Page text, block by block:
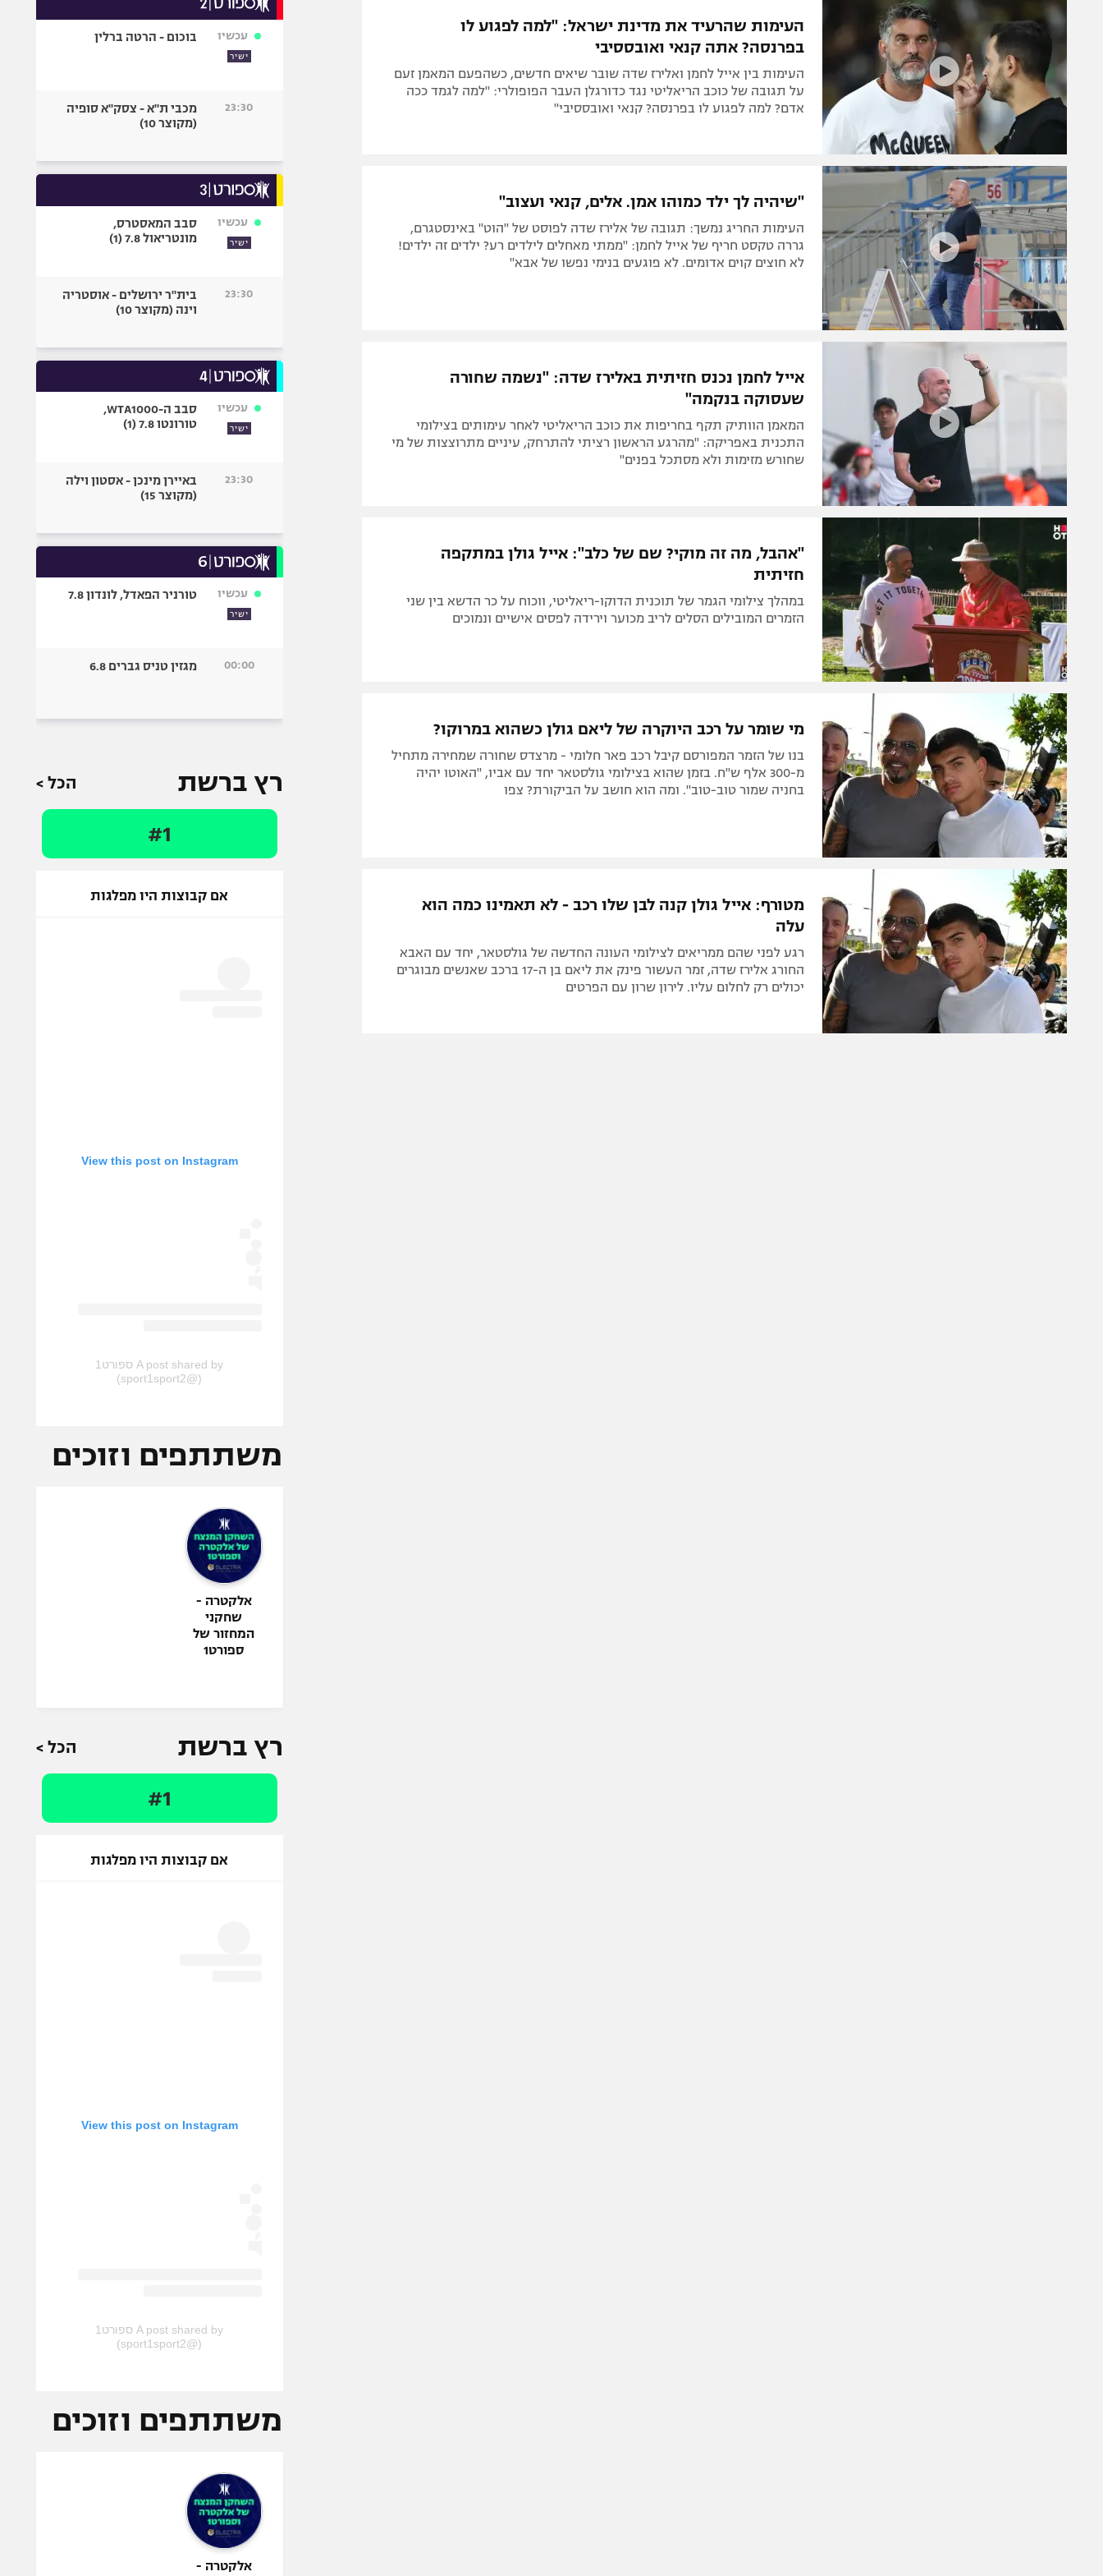
תקנון משתתפים וזוכים בפרסים
תקנון עבור פעילות אלקטרה
תקנון עבור פעילות ספורט 1 – "מרלן"
טניס
גיימינג E-Sports
תנאי שימוש
מדיניות פרטיות
תקנון פעילות ספורט 1
רשיון להקרנה פומבית לבית עסק
הצטרפות לחבילת הערוצים
לוח דרושים – ג'ובנט
תגיות
המגזין
הפועל חיפה
הפועל באר שבע
מכבי נתניה
בני יהודה
ספורט מוטורי
בייסבול MLB
גיימינג E-Sports
העימות שהרעיד את מדינת ישראל: "למה לפגוע לו
בפרנסה? אתה קנאי ואובססיבי
העימות בין אייל לחמן ואלירז שדה שובר שיאים חדשים, כשהפעם המאמן זעם
על תגובה של כוכב הריאליטי נגד כדורגלן העבר הפופולרי: "למה לגמד ככה
אדם? למה לפגוע לו בפרנסה? קנאי ואובססיבי"
"שיהיה לך ילד כמוהו אמן. אלים, קנאי ועצוב"
העימות החריג נמשך: תגובה של אלירז שדה לפוסט של "הוט" באינסטגרם,
גררה טקסט חריף של אייל לחמן: "ממתי מאחלים לילדים רע? ילדים זה ילדים!
לא חוצים קוים אדומים. לא פוגעים בנימי נפשו של אבא"
אייל לחמן נכנס חזיתית באלירז שדה: "נשמה שחורה
שעסוקה בנקמה"
המאמן הוותיק תקף בחריפות את כוכב הריאליטי לאחר עימותים בצילומי
התכנית באפריקה: "מהרגע הראשון רציתי להתרחק, עיניים מתרוצצות של מי
שחורש מזימות ולא מסתכל בפנים"
"אהבל, מה זה מוקי? שם של כלב": אייל גולן במתקפה
חזיתית
במהלך צילומי הגמר של תוכנית הדוקו-ריאליטי, ווכוח על כר הדשא בין שני
הזמרים המובילים הסלים לריב מכוער וירידה לפסים אישיים ונמוכים
מי שומר על רכב היוקרה של ליאם גולן כשהוא במרוקו?
בנו של הזמר המפורסם קיבל רכב פאר חלומי - מרצדס שחורה שמחירה מתחיל
מ-300 אלף ש"ח. בזמן שהוא בצילומי גולסטאר יחד עם אביו, "האוטו יהיה
בחניה שמור טוב-טוב". ומה הוא חושב על הביקורת? צפו
מטורף: אייל גולן קנה לבן שלו רכב - לא תאמינו כמה הוא
עלה
רגע לפני שהם ממריאים לצילומי העונה החדשה של גולסטאר, יחד עם האבא
החורג אלירז שדה, זמר העשור פינק את ליאם בן ה-17 ברכב שאנשים מבוגרים
יכולים רק לחלום עליו. לירון שרון עם הפרטים
עכשיו
ישיר
בוכום - הרטה ברלין
23:30
מכבי ת"א - צסק"א סופיה
(מקוצר 10)
עכשיו
ישיר
סבב המאסטרס,
מונטריאול 7.8 (1)
23:30
בית"ר ירושלים - אוסטריה
וינה (מקוצר 10)
עכשיו
ישיר
סבב ה-WTA1000,
טורונטו 7.8 (1)
23:30
באיירן מינכן - אסטון וילה
(מקוצר 15)
עכשיו
ישיר
טורניר הפאדל, לונדון 7.8
00:00 מגזין טניס גברים 6.8
רץ ברשת הכל >
#1
אם קבוצות היו מפלגות
View this post on Instagram
A post shared by ספורט1
(@sport1sport2)
משתתפים וזוכים
אלקטרה -
שחקני
המחזור של
ספורט1
רץ ברשת הכל >
#1
אם קבוצות היו מפלגות
View this post on Instagram
A post shared by ספורט1
(@sport1sport2)
משתתפים וזוכים
אלקטרה -